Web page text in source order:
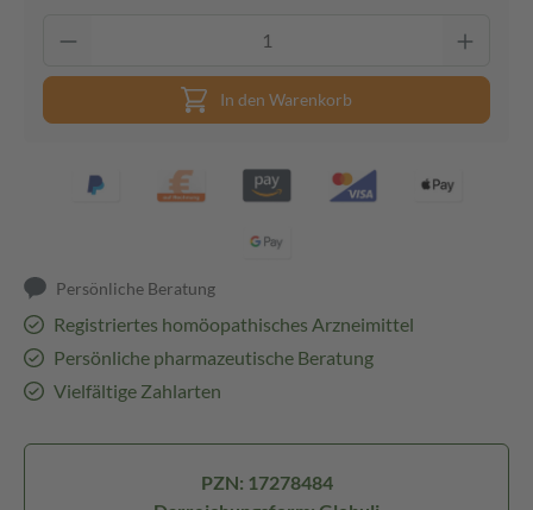
In den Warenkorb
Persönliche Beratung
Registriertes homöopathisches Arzneimittel
Persönliche pharmazeutische Beratung
Vielfältige Zahlarten
PZN: 17278484